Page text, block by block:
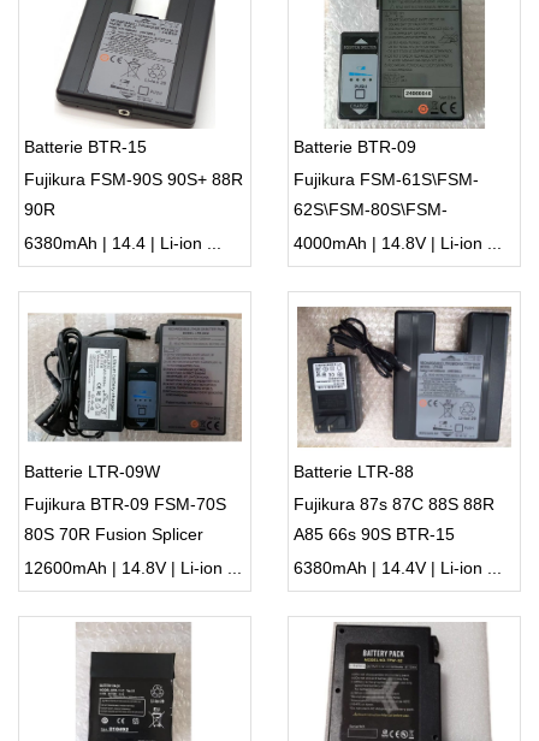
Batterie BTR-15
Fujikura FSM-90S 90S+ 88R
90R
6380mAh | 14.4 | Li-ion ...
Batterie BTR-09
Fujikura FSM-61S\FSM-
62S\FSM-80S\FSM-
80C\70S\70R
4000mAh | 14.8V | Li-ion ...
Batterie LTR-09W
Fujikura BTR-09 FSM-70S
80S 70R Fusion Splicer
12600mAh | 14.8V | Li-ion ...
Batterie LTR-88
Fujikura 87s 87C 88S 88R
A85 66s 90S BTR-15
6380mAh | 14.4V | Li-ion ...